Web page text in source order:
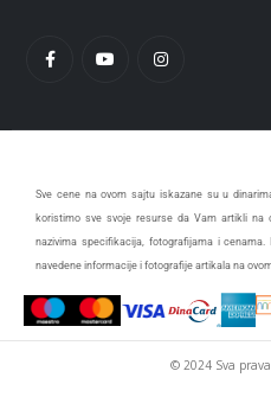
Sve cene na ovom sajtu iskazane su u
koristimo sve svoje resurse da Vam artikli na
nazivima specifikacija, fotografijama i
navedene informacije i fotografije artikala na
© 2024 Sva